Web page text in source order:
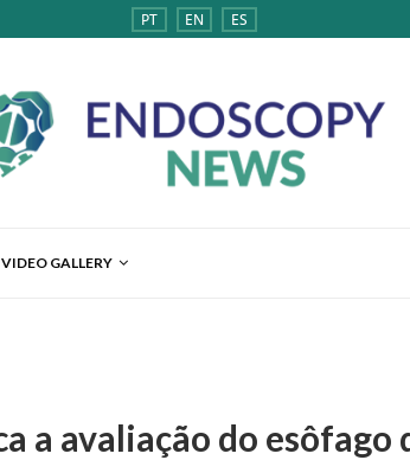
PT EN ES
VIDEO GALLERY
a avaliação do esôfago